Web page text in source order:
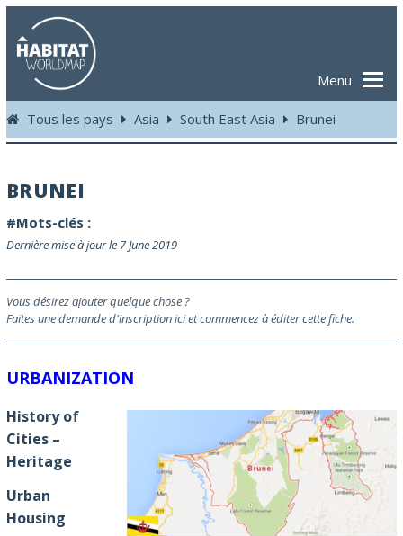
Menu
Tous les pays Asia South East Asia Brunei
BRUNEI
#Mots-clés :
Dernière mise à jour le 7 June 2019
Vous désirez ajouter quelque chose ?
Faites une demande d'inscription ici et commencez à éditer cette fiche.
URBANIZATION
History of
Cities –
Heritage
Urban
Housing